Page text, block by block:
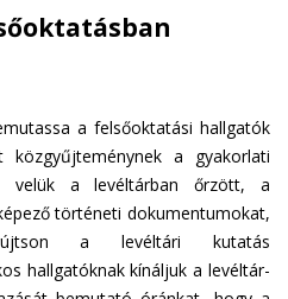
a felsőoktatási hallgatók
a gyakorlati
velük a levéltárban őrzött, a
történeti dokumentumokat,
a levéltári kutatás
hallgatóknak kínáljuk a levéltár-